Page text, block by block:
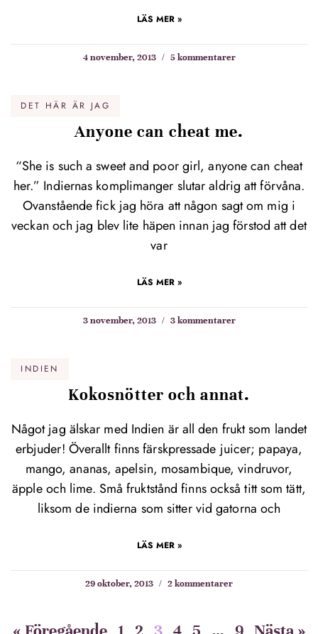
LÄS MER »
4 november, 2013 5 kommentarer
DET HÄR ÄR JAG
Anyone can cheat me.
“She is such a sweet and poor girl, anyone can cheat
her.” Indiernas komplimanger slutar aldrig att förvåna.
Ovanstående fick jag höra att någon sagt om mig i
veckan och jag blev lite häpen innan jag förstod att det
var
LÄS MER »
3 november, 2013 3 kommentarer
INDIEN
Kokosnötter och annat.
Något jag älskar med Indien är all den frukt som landet
erbjuder! Överallt finns färskpressade juicer; papaya,
mango, ananas, apelsin, mosambique, vindruvor,
äpple och lime. Små fruktstånd finns också titt som tätt,
liksom de indierna som sitter vid gatorna och
LÄS MER »
29 oktober, 2013 2 kommentarer